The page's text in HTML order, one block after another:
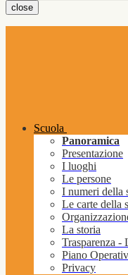
close
Scuola
Panoramica
Presentazione
I luoghi
Le persone
I numeri della
Le carte della
La storia
Trasparenza -
Piano
Privacy